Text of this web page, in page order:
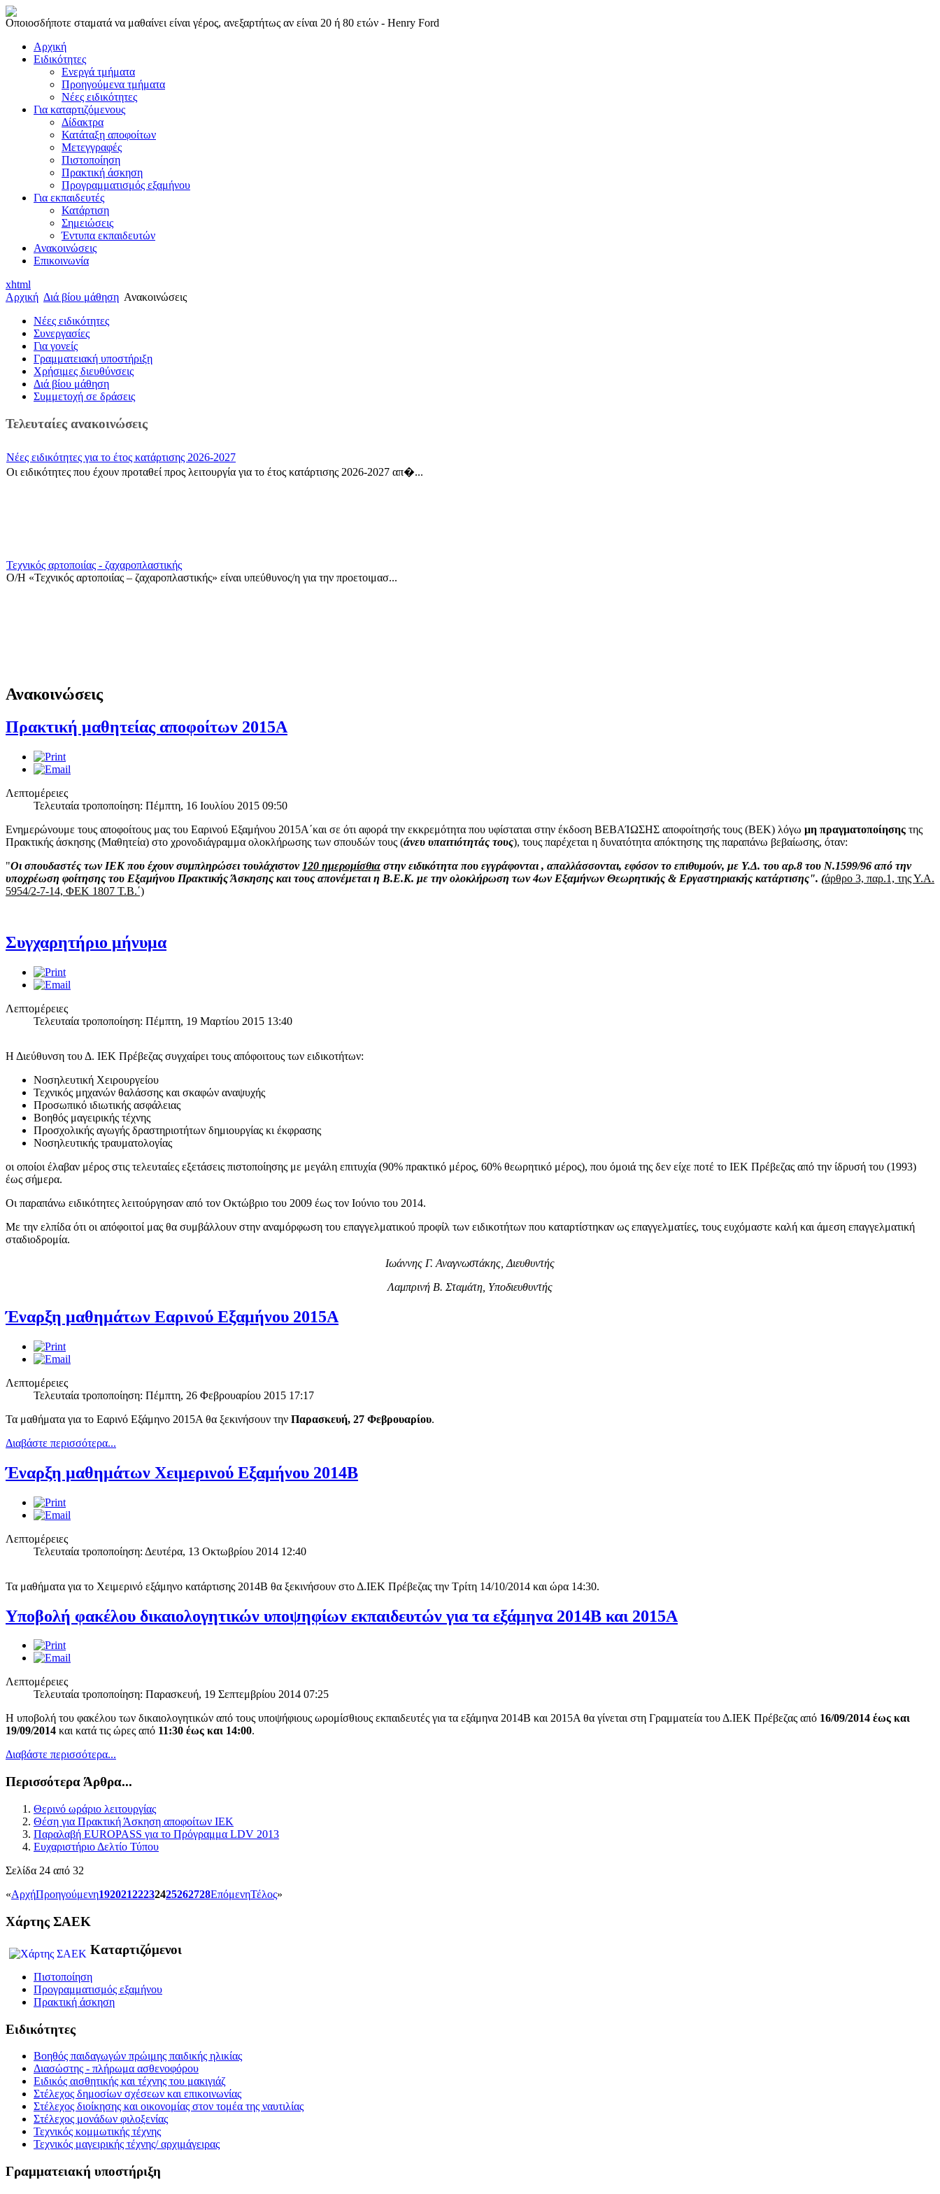
Οποιοσδήποτε σταματά να μαθαίνει είναι γέρος, ανεξαρτήτως αν είναι 20 ή 80 ετών - Henry Ford
Αρχική
Ειδικότητες
Ενεργά τμήματα
Προηγούμενα τμήματα
Νέες ειδικότητες
Για καταρτιζόμενους
Δίδακτρα
Κατάταξη αποφοίτων
Μετεγγραφές
Πιστοποίηση
Πρακτική άσκηση
Προγραμματισμός εξαμήνου
Για εκπαιδευτές
Κατάρτιση
Σημειώσεις
Έντυπα εκπαιδευτών
Ανακοινώσεις
Επικοινωνία
xhtml
Αρχική Διά βίου μάθηση Ανακοινώσεις
Νέες ειδικότητες
Συνεργασίες
Για γονείς
Γραμματειακή υποστήριξη
Χρήσιμες διευθύνσεις
Διά βίου μάθηση
Συμμετοχή σε δράσεις
Τελευταίες ανακοινώσεις
Νέες ειδικότητες για το έτος κατάρτισης 2026-2027
Οι ειδικότητες που έχουν προταθεί προς λειτουργία για το έτος κατάρτισης 2026-2027 απ�...
Τεχνικός αρτοποιίας - ζαχαροπλαστικής
Ο/Η «Τεχνικός αρτοποιίας – ζαχαροπλαστικής» είναι υπεύθυνος/η για την προετοιμασ...
Η Γραμματεία της ΣΑΕΚ Πρέβεζας κατά τους θερινούς μήνες Ιούλιο και Αύγουστο, θα λε...
Στις 31 Μαίου ο Δήμος Πρέβεζας σε συνεργασία με το Γενικό Νοσοκομείο Πρέβεζας, το Σ...
Ανακοινώσεις
Πρακτική μαθητείας αποφοίτων 2015Α
Λεπτομέρειες
Τελευταία τροποποίηση: Πέμπτη, 16 Ιουλίου 2015 09:50
Ενημερώνουμε τους αποφοίτους μας του Εαρινού Εξαμήνου 2015Α΄και σε ότι αφορά την εκκρεμότητα που υφίσταται στην έκδοση ΒΕΒΑΊΩΣΗΣ αποφοίτησής τους (ΒΕΚ) λόγω μη πραγματοποίησης της
Πρακτικής άσκησης (Μαθητεία) στο χρονοδιάγραμμα ολοκλήρωσης των σπουδών τους (άνευ υπαιτιότητάς τους), τους παρέχεται η δυνατότητα απόκτησης της παραπάνω βεβαίωσης, όταν:
"Οι σπουδαστές των ΙΕΚ που έχουν συμπληρώσει τουλάχιστον 120 ημερομίσθια στην ειδικότητα που εγγράφονται , απαλλάσσονται, εφόσον το επιθυμούν, με Υ.Δ. του αρ.8 του Ν.1599/96 από την
υποχρέωση φοίτησης του Εξαμήνου Πρακτικής Άσκησης και τους απονέμεται η Β.Ε.Κ. με την ολοκλήρωση των 4ων Εξαμήνων Θεωρητικής & Εργαστηριακής κατάρτισης". (άρθρο 3, παρ.1, της Υ.Α.
5954/2-7-14, ΦΕΚ 1807 Τ.Β.΄)
Συγχαρητήριο μήνυμα
Λεπτομέρειες
Τελευταία τροποποίηση: Πέμπτη, 19 Μαρτίου 2015 13:40
Η Διεύθυνση του Δ. ΙΕΚ Πρέβεζας συγχαίρει τους απόφοιτους των ειδικοτήτων:
Νοσηλευτική Χειρουργείου
Τεχνικός μηχανών θαλάσσης και σκαφών αναψυχής
Προσωπικό ιδιωτικής ασφάλειας
Βοηθός μαγειρικής τέχνης
Προσχολικής αγωγής δραστηριοτήτων δημιουργίας κι έκφρασης
Νοσηλευτικής τραυματολογίας
οι οποίοι έλαβαν μέρος στις τελευταίες εξετάσεις πιστοποίησης με μεγάλη επιτυχία (90% πρακτικό μέρος, 60% θεωρητικό μέρος), που όμοιά της δεν είχε ποτέ το ΙΕΚ Πρέβεζας από την ίδρυσή του (1993)
έως σήμερα.
Οι παραπάνω ειδικότητες λειτούργησαν από τον Οκτώβριο του 2009 έως τον Ιούνιο του 2014.
Με την ελπίδα ότι οι απόφοιτοί μας θα συμβάλλουν στην αναμόρφωση του επαγγελματικού προφίλ των ειδικοτήτων που καταρτίστηκαν ως επαγγελματίες, τους ευχόμαστε καλή και άμεση επαγγελματική
σταδιοδρομία.
Ιωάννης Γ. Αναγνωστάκης, Διευθυντής
Λαμπρινή Β. Σταμάτη, Υποδιευθυντής
Έναρξη μαθημάτων Εαρινού Εξαμήνου 2015Α
Λεπτομέρειες
Τελευταία τροποποίηση: Πέμπτη, 26 Φεβρουαρίου 2015 17:17
Τα μαθήματα για το Εαρινό Εξάμηνο 2015Α θα ξεκινήσουν την Παρασκευή, 27 Φεβρουαρίου.
Διαβάστε περισσότερα...
Έναρξη μαθημάτων Χειμερινού Εξαμήνου 2014Β
Λεπτομέρειες
Τελευταία τροποποίηση: Δευτέρα, 13 Οκτωβρίου 2014 12:40
Τα μαθήματα για το Χειμερινό εξάμηνο κατάρτισης 2014Β θα ξεκινήσουν στο Δ.ΙΕΚ Πρέβεζας την Τρίτη 14/10/2014 και ώρα 14:30.
Υποβολή φακέλου δικαιολογητικών υποψηφίων εκπαιδευτών για τα εξάμηνα 2014Β και 2015Α
Λεπτομέρειες
Τελευταία τροποποίηση: Παρασκευή, 19 Σεπτεμβρίου 2014 07:25
Η υποβολή του φακέλου των δικαιολογητικών από τους υποψήφιους ωρομίσθιους εκπαιδευτές για τα εξάμηνα 2014Β και 2015Α θα γίνεται στη Γραμματεία του Δ.ΙΕΚ Πρέβεζας από 16/09/2014 έως και
19/09/2014 και κατά τις ώρες από 11:30 έως και 14:00.
Διαβάστε περισσότερα...
Περισσότερα Άρθρα...
Θερινό ωράριο λειτουργίας
Θέση για Πρακτική Άσκηση αποφοίτων ΙΕΚ
Παραλαβή EUROPASS για το Πρόγραμμα LDV 2013
Ευχαριστήριο Δελτίο Τύπου
Σελίδα 24 από 32
«ΑρχήΠροηγούμενη19202122232425262728ΕπόμενηΤέλος»
Χάρτης ΣΑΕΚ
Καταρτιζόμενοι
Πιστοποίηση
Προγραμματισμός εξαμήνου
Πρακτική άσκηση
Ειδικότητες
Βοηθός παιδαγωγών πρώιμης παιδικής ηλικίας
Διασώστης - πλήρωμα ασθενοφόρου
Ειδικός αισθητικής και τέχνης του μακιγιάζ
Στέλεχος δημοσίων σχέσεων και επικοινωνίας
Στέλεχος διοίκησης και οικονομίας στον τομέα της ναυτιλίας
Στέλεχος μονάδων φιλοξενίας
Τεχνικός κομμωτικής τέχνης
Τεχνικός μαγειρικής τέχνης/ αρχιμάγειρας
Γραμματειακή υποστήριξη